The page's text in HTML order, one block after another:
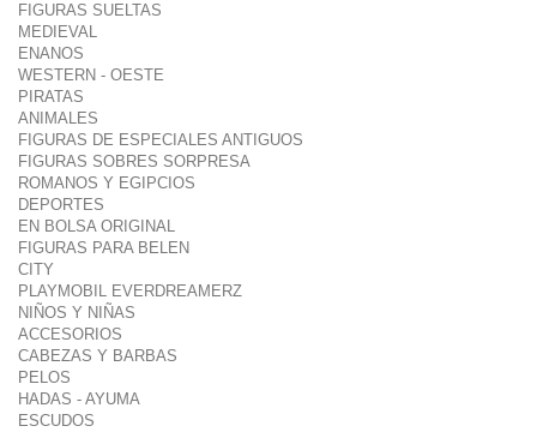
FIGURAS SUELTAS
MEDIEVAL
ENANOS
WESTERN - OESTE
PIRATAS
ANIMALES
FIGURAS DE ESPECIALES ANTIGUOS
FIGURAS SOBRES SORPRESA
ROMANOS Y EGIPCIOS
DEPORTES
EN BOLSA ORIGINAL
FIGURAS PARA BELEN
CITY
PLAYMOBIL EVERDREAMERZ
NIÑOS Y NIÑAS
ACCESORIOS
CABEZAS Y BARBAS
PELOS
HADAS - AYUMA
ESCUDOS